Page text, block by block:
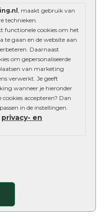
, maakt gebruik van
technieken.
functionele cookies om het
te gaan en de website aan
Daarnaast
om gepersonaliseerde
van marketing
verwerkt. Je geeft
wanneer je hieronder
accepteren? Dan
in de instellingen.
privacy- en